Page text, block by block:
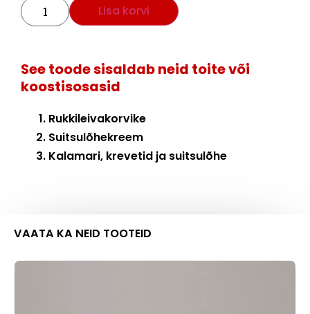
Lisa korvi
See toode sisaldab neid toite või
koostisosasid
Rukkileivakorvike
Suitsulõhekreem
Kalamari, krevetid ja suitsulõhe
VAATA KA NEID TOOTEID